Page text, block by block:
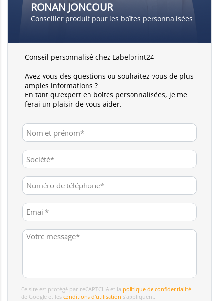
RONAN JONCOUR
Conseiller produit pour les boîtes personnalisées
Conseil personnalisé chez Labelprint24
Avez-vous des questions ou souhaitez-vous de plus
amples informations ?
En tant qu’expert en boîtes personnalisées, je me
ferai un plaisir de vous aider.
Ce site est protégé par reCAPTCHA et la politique de confidentialité
de Google et les conditions d'utilisation s'appliquent.